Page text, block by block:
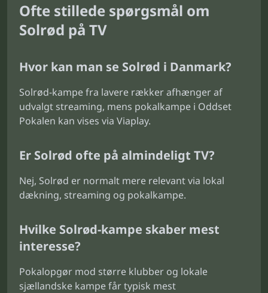
Ofte stillede spørgsmål om
Solrød på TV
Hvor kan man se Solrød i Danmark?
Solrød-kampe fra lavere rækker afhænger af
udvalgt streaming, mens pokalkampe i Oddset
Pokalen kan vises via Viaplay.
Er Solrød ofte på almindeligt TV?
Nej, Solrød er normalt mere relevant via lokal
dækning, streaming og pokalkampe.
Hvilke Solrød-kampe skaber mest
interesse?
Pokalopgør mod større klubber og lokale
sjællandske kampe får typisk mest